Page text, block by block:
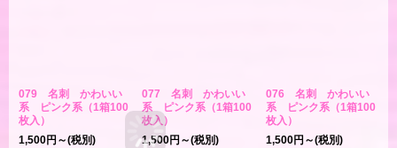
079 名刺 かわいい
系 ピンク系（1箱100
枚入）
1,500円 ～(税別)
077 名刺 かわいい
系 ピンク系（1箱100
枚入）
1,500円 ～(税別)
076 名刺 かわいい
系 ピンク系（1箱100
枚入）
1,500円 ～(税別)